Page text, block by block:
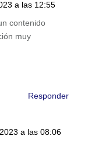
a las 12:55
contenido
muy
Responder
a las 08:06